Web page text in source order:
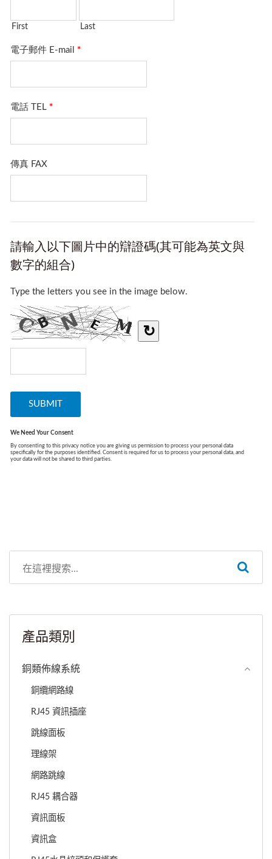
產品類別
銅類佈線系統
銅纜網路線
RJ45 資訊插座
跳線面板
理線架
網路跳線
RJ45 耦合器
資訊面板
資訊盒